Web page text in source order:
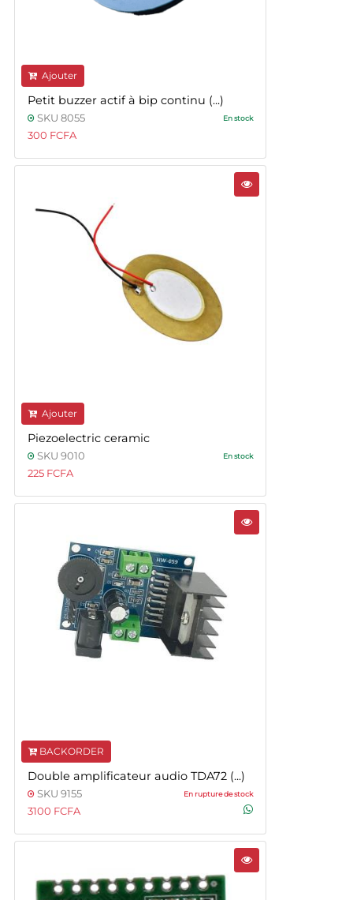
Ajouter
Petit buzzer actif à bip continu (...)
SKU 8055 En stock
300 FCFA
Ajouter
Piezoelectric ceramic
SKU 9010 En stock
225 FCFA
BACKORDER
Double amplificateur audio TDA72 (...)
SKU 9155 En rupture de stock
3100 FCFA